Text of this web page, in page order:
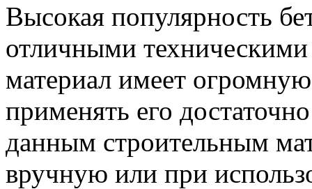
Высокая популярность
отличными
материал имеет
применять его
данным строительным
вручную или при